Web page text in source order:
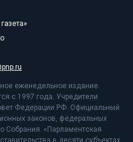
еженедельное издание
с 1997 года. Учредители
Федерации РФ. Официальный
законов, федеральных
Собрания. «Парламентская